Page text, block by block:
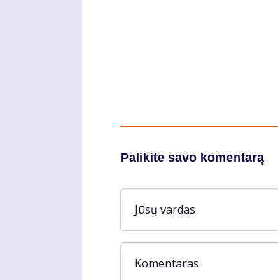
Palikite savo komentarą
Jūsų vardas
Komentaras